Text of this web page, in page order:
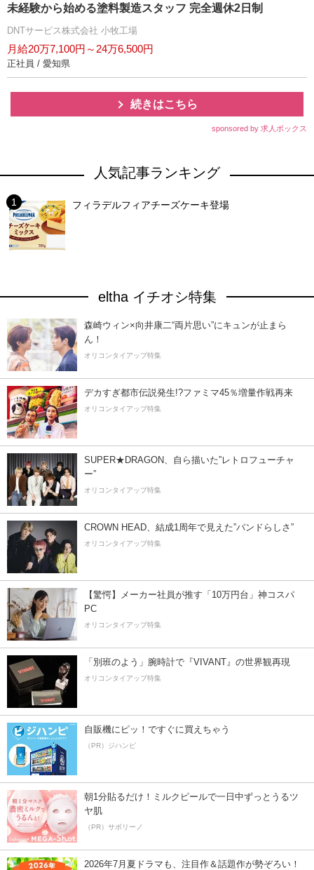
未経験から始める塗料製造スタッフ 完全週休2日制
DNTサービス株式会社 小牧工場
月給20万7,100円～24万6,500円
正社員 / 愛知県
続きはこちら
sponsored by 求人ボックス
人気記事ランキング
フィラデルフィアチーズケーキ登場
eltha イチオシ特集
森崎ウィン×向井康二“両片思い”にキュンが止まら
ん！
オリコンタイアップ特集
デカすぎ都市伝説発生!?ファミマ45％増量作戦再来
オリコンタイアップ特集
SUPER★DRAGON、自ら描いた”レトロフューチャ
ー”
オリコンタイアップ特集
CROWN HEAD、結成1周年で見えた”バンドらしさ”
オリコンタイアップ特集
【驚愕】メーカー社員が推す「10万円台」神コスパ
PC
オリコンタイアップ特集
「別班のよう」腕時計で『VIVANT』の世界観再現
オリコンタイアップ特集
自販機にピッ！ですぐに買えちゃう
（PR）ジハンピ
朝1分貼るだけ！ミルクピールで一日中ずっとうるツ
ヤ肌
（PR）サボリーノ
2026年7月夏ドラマも、注目作＆話題作が勢ぞろい！